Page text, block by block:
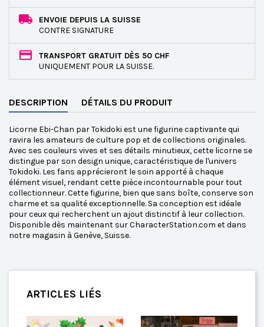
ENVOIE DEPUIS LA SUISSE
CONTRE SIGNATURE
TRANSPORT GRATUIT DÈS 50 CHF
UNIQUEMENT POUR LA SUISSE.
DESCRIPTION DÉTAILS DU PRODUIT
Licorne Ebi-Chan par Tokidoki est une figurine captivante qui
ravira les amateurs de culture pop et de collections originales.
Avec ses couleurs vives et ses détails minutieux, cette licorne se
distingue par son design unique, caractéristique de l'univers
Tokidoki. Les fans apprécieront le soin apporté à chaque
élément visuel, rendant cette pièce incontournable pour tout
collectionneur. Cette figurine, bien que sans boîte, conserve son
charme et sa qualité exceptionnelle. Sa conception est idéale
pour ceux qui recherchent un ajout distinctif à leur collection.
Disponible dès maintenant sur CharacterStation.com et dans
notre magasin à Genève, Suisse.
ARTICLES LIÉS